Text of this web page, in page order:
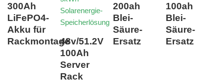
300Ah
LiFePO4-
Akku für
Rackmontage48v/51.2V
100Ah
Server
Rack
200ah
Blei-
Säure-
Ersatz
100ah
Blei-
Säure-
Ersatz